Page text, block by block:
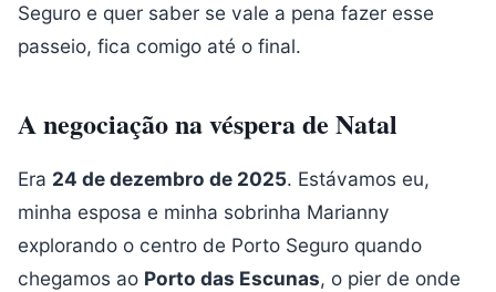
Seguro e quer saber se vale a pena fazer esse
passeio, fica comigo até o final.
A negociação na véspera de Natal
Era 24 de dezembro de 2025. Estávamos eu,
minha esposa e minha sobrinha Marianny
explorando o centro de Porto Seguro quando
chegamos ao Porto das Escunas, o pier de onde